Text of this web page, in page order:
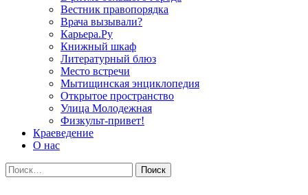
Вестник правопорядка
Врача вызывали?
Карьера.Ру
Книжный шкаф
Литературный блюз
Место встречи
Мытищинская энциклопедия
Открытое пространство
Улица Молодежная
Физкульт-привет!
Краеведение
О нас
Найти: